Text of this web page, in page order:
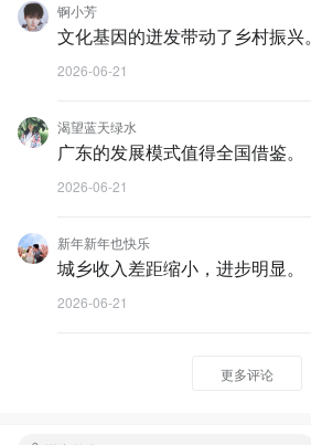
锕小芳
文化基因的迸发带动了乡村振兴。
2026-06-21
渴望蓝天绿水
广东的发展模式值得全国借鉴。
2026-06-21
新年新年也快乐
城乡收入差距缩小，进步明显。
2026-06-21
更多评论